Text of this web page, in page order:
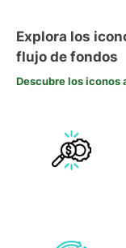
Explora los
flujo de fondos
Descubre los iconos